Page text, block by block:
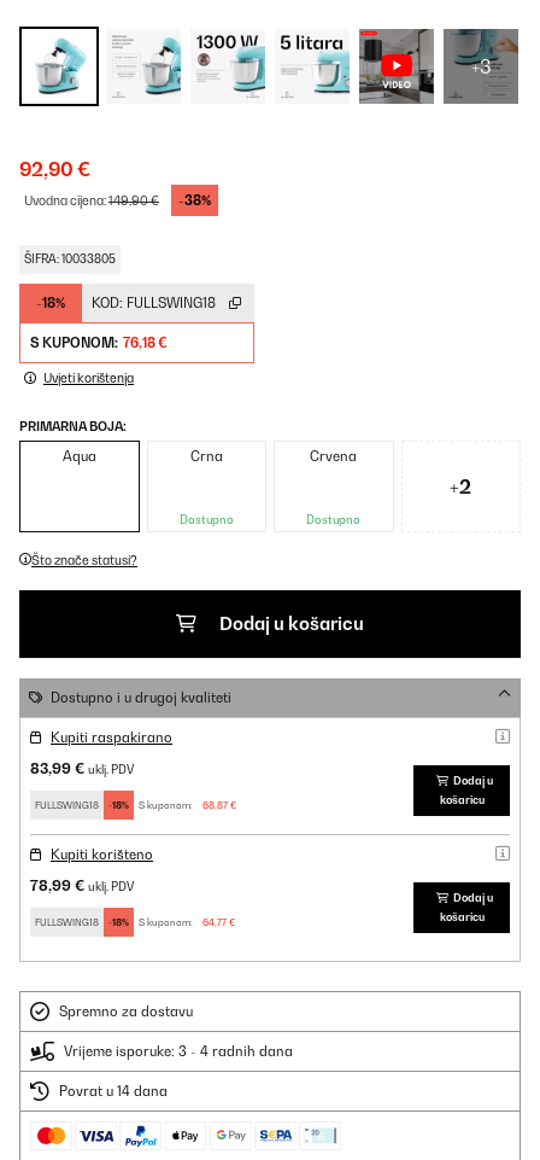
+3
92,90 €
Uvodna cijena:149,90 € -38%
ŠIFRA: 10033805
-18% KOD: FULLSWING18
S KUPONOM: 76,18 €
Uvjeti korištenja
PRIMARNA BOJA:
Aqua Crna
Dostupno
Crvena
Dostupno
+2
Što znače statusi?
Dodaj u košaricu
Dostupno i u drugoj kvaliteti
Kupiti raspakirano
83,99 € uklj. PDV
FULLSWING18 -18% S kuponom: 68,87 €
Dodaj u
košaricu
Kupiti korišteno
78,99 € uklj. PDV
FULLSWING18 -18% S kuponom: 64,77 €
Dodaj u
košaricu
Spremno za dostavu
Vrijeme isporuke: 3 - 4 radnih dana
Povrat u 14 dana